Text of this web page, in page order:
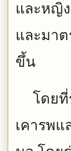
และหญิ
และมา
ขึ้น
โดยที่
เคารพ